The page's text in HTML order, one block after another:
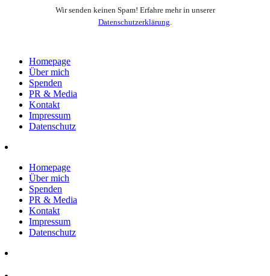
Wir senden keinen Spam! Erfahre mehr in unserer
Datenschutzerklärung.
Homepage
Über mich
Spenden
PR & Media
Kontakt
Impressum
Datenschutz
Homepage
Über mich
Spenden
PR & Media
Kontakt
Impressum
Datenschutz